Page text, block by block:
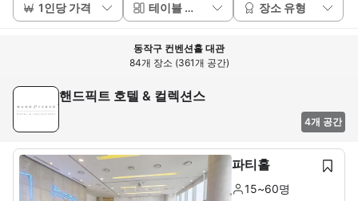
1인당 가격 테이블 배치 장소 유형
동작구 컨벤션홀 대관
84개 장소 (361개 공간)
핸드픽트 호텔 & 컬렉션스
4개 공간
파티홀
15~60명